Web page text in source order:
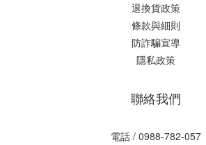
退換貨政策
條款與細則
防詐騙宣導
隱私政策
聯絡我們
電話 / 0988-782-057